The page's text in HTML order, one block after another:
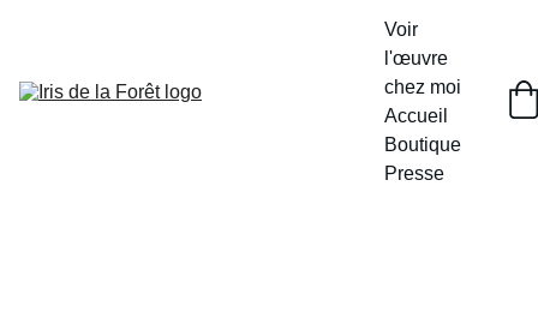
Voir
l'œuvre
chez moi
Accueil
Boutique
Presse